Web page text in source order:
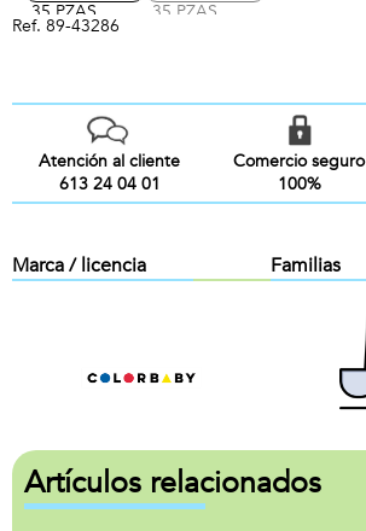
Ref. 89-43286
Atención al cliente
613 24 04 01
Comercio seguro
100%
Marca / licencia Familias
Artículos relacionados